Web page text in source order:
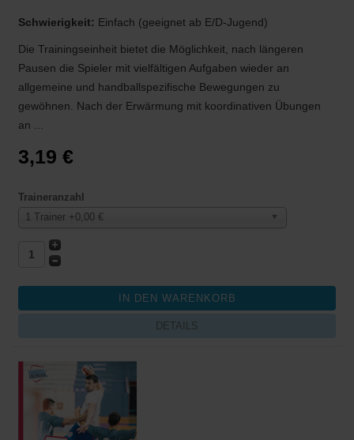
Schwierigkeit: Einfach (geeignet ab E/D-Jugend)
Die Trainingseinheit bietet die Möglichkeit, nach längeren
Pausen die Spieler mit vielfältigen Aufgaben wieder an
allgemeine und handballspezifische Bewegungen zu
gewöhnen. Nach der Erwärmung mit koordinativen Übungen
an ...
3,19 €
Traineranzahl
1 Trainer +0,00 €
DETAILS